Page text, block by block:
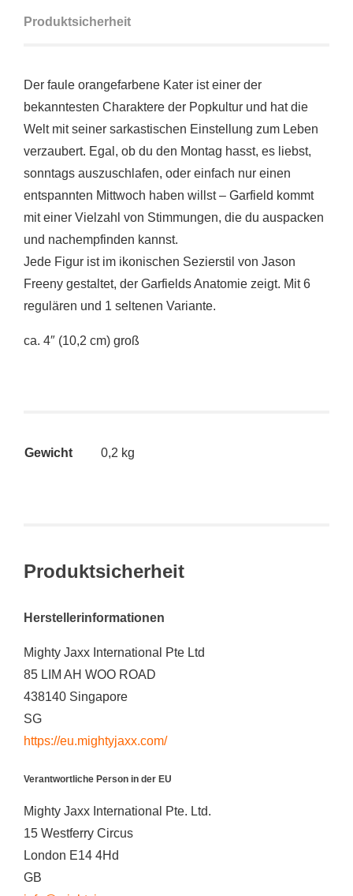
Produktsicherheit
Der faule orangefarbene Kater ist einer der
bekanntesten Charaktere der Popkultur und hat die
Welt mit seiner sarkastischen Einstellung zum Leben
verzaubert. Egal, ob du den Montag hasst, es liebst,
sonntags auszuschlafen, oder einfach nur einen
entspannten Mittwoch haben willst – Garfield kommt
mit einer Vielzahl von Stimmungen, die du auspacken
und nachempfinden kannst.
Jede Figur ist im ikonischen Sezierstil von Jason
Freeny gestaltet, der Garfields Anatomie zeigt. Mit 6
regulären und 1 seltenen Variante.
ca. 4″ (10,2 cm) groß
Gewicht 0,2 kg
Produktsicherheit
Herstellerinformationen
Mighty Jaxx International Pte Ltd
85 LIM AH WOO ROAD
438140 Singapore
SG
https://eu.mightyjaxx.com/
Verantwortliche Person in der EU
Mighty Jaxx International Pte. Ltd.
15 Westferry Circus
London E14 4Hd
GB